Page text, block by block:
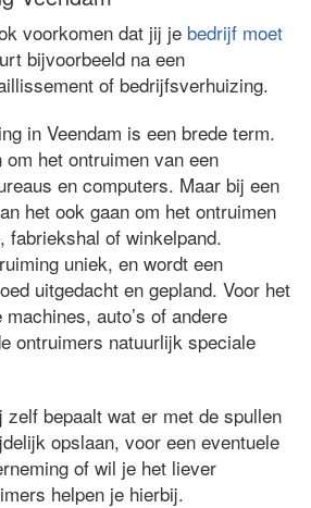
voorkomen dat jij je bedrijf moet
bijvoorbeeld na een
of bedrijfsverhuizing.
in Veendam is een brede term.
het ontruimen van een
en computers. Maar bij een
het ook gaan om het ontruimen
fabriekshal of winkelpand.
uniek, en wordt een
uitgedacht en gepland. Voor het
auto’s of andere
ontruimers natuurlijk speciale
bepaalt wat er met de spullen
opslaan, voor een eventuele
of wil je het liever
helpen je hierbij.